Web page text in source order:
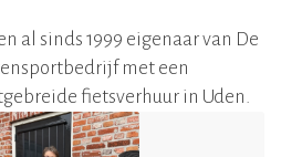
al sinds 1999 eigenaar van De
met een
fietsverhuur in Uden.